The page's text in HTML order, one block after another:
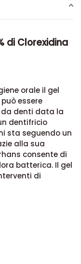
di Clorexidina
orale il gel
essere
da denti data la
dentifricio
sta seguendo un
alla sua
consente di
batterica. Il gel
di